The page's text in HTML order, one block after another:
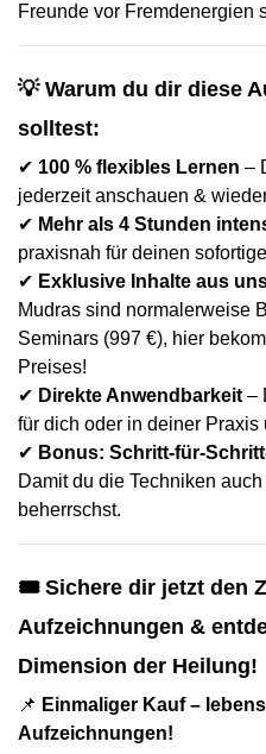
Freunde vor Fremdenergien
💡 Warum du dir diese
solltest:
✔ 100 % flexibles Lernen –
jederzeit anschauen &
✔ Mehr als 4 Stunden
praxisnah für deinen
✔ Exklusive Inhalte aus
Mudras sind normalerweise
Seminars (997 €), hier
Preises!
✔ Direkte Anwendbarkeit –
für dich oder in deiner Praxis
✔ Bonus: Schritt-für-
Damit du die Techniken
beherrschst.
🎟 Sichere dir jetzt den
Aufzeichnungen &
Dimension der Heilung!
📌 Einmaliger Kauf –
Aufzeichnungen!